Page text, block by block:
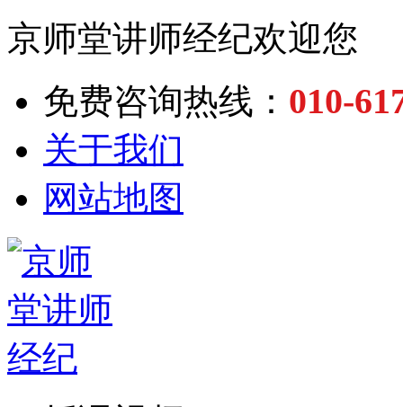
京师堂讲师经纪欢迎您
免费咨询热线： 010-
关于我们
网站地图